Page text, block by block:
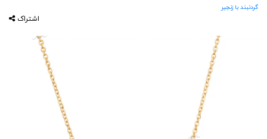
گردنبند با زنجیر
اشتراک